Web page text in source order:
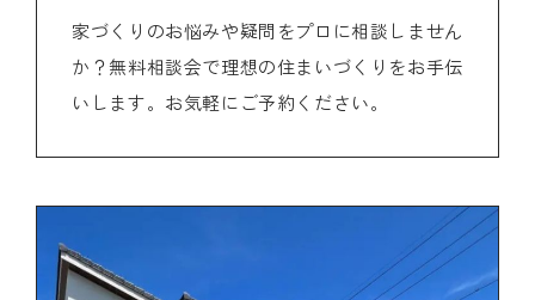
家づくりのお悩みや疑問をプロに相談しません
か？無料相談会で理想の住まいづくりをお手伝
いします。お気軽にご予約ください。